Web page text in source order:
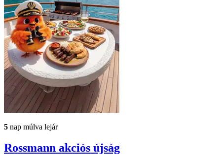
5 nap múlva lejár
Rossmann akciós újság